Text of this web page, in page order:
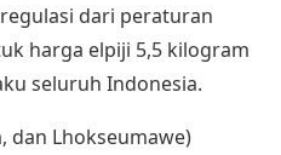
dari peraturan
harga elpiji 5,5 kilogram
seluruh Indonesia.
dan Lhokseumawe)